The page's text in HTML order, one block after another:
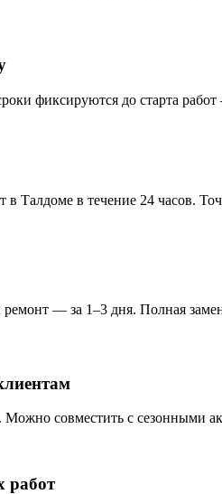
фиксируются до старта
Талдоме в течение 24 часов.
— за 1–3 дня. Полная
Можно совместить с
работ